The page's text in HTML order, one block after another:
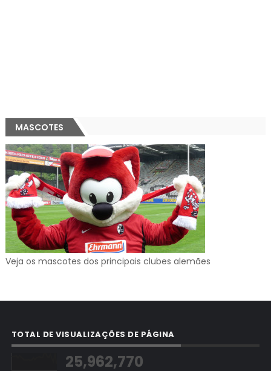
MASCOTES
Veja os mascotes dos principais clubes alemães
TOTAL DE VISUALIZAÇÕES DE PÁGINA
25,962,770